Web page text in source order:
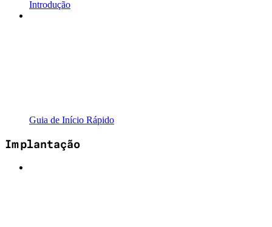
Introdução
Guia de Início Rápido
Implantação